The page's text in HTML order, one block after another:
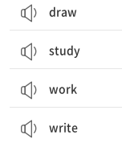
draw
study
work
write